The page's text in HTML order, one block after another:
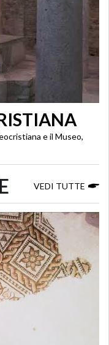
e il Museo,
VEDI TUTTE